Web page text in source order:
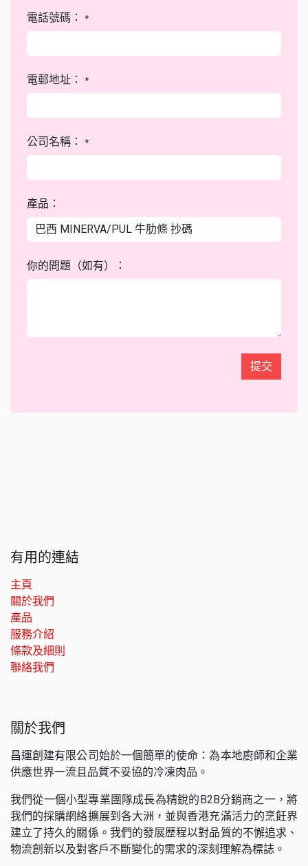
電話號碼： *
電郵地址： *
公司名稱： *
產品：
你的問題（如有）：
提交
有用的連結
主頁
關於我們
產品
服務介紹
條款及細則
聯絡我們
關於我們
昌運創建有限公司始於一個簡單的使命：為本地廚師和企業
供應世界一流且品質不妥協的冷凍肉品。
我們從一個小型專業團隊成長為精銳的B2B分銷商之一，將
我們的採購網絡擴展到各大洲，並與香港充滿活力的烹飪界
建立了持久的關係。我們的發展歷程以對品質的不懈追求、
物流創新以及對客戶不斷變化的需求的深刻理解為標誌。